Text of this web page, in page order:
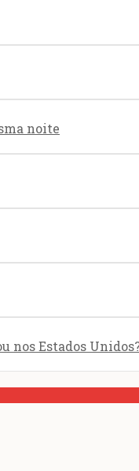
noite
nos Estados